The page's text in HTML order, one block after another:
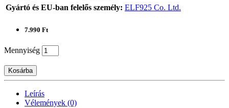
Gyártó és EU-ban felelős személy: ELF925 Co. Ltd.
7.990 Ft
Mennyiség
Kosárba
Leírás
Vélemények (0)